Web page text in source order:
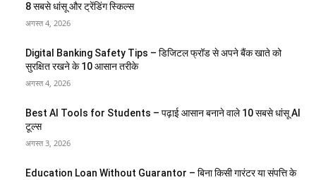
8 सबसे धांसू और ट्रेंडिंग स्किल्स
अगस्त 4, 2026
Digital Banking Safety Tips – डिजिटल फ्रॉड से अपने बैंक खाते को
सुरक्षित रखने के 10 आसान तरीके
अगस्त 4, 2026
Best AI Tools for Students – पढ़ाई आसान बनाने वाले 10 सबसे धांसू AI
टूल्स
अगस्त 3, 2026
Education Loan Without Guarantor – बिना किसी गारंटर या संपत्ति के